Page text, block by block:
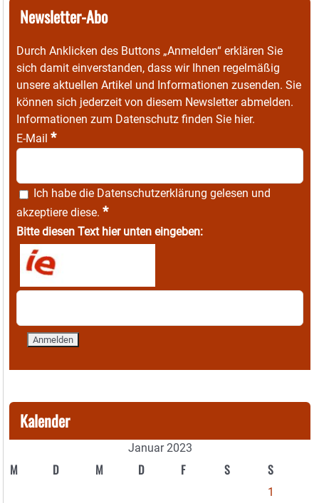
Newsletter-Abo
Durch Anklicken des Buttons „Anmelden“ erklären Sie
sich damit einverstanden, dass wir Ihnen regelmäßig
unsere aktuellen Artikel und Informationen zusenden. Sie
können sich jederzeit von diesem Newsletter abmelden.
Informationen zum Datenschutz finden Sie hier.
E-Mail *
Ich habe die Datenschutzerklärung gelesen und
akzeptiere diese. *
Bitte diesen Text hier unten eingeben:
Kalender
Januar 2023
M D M D F S S
1